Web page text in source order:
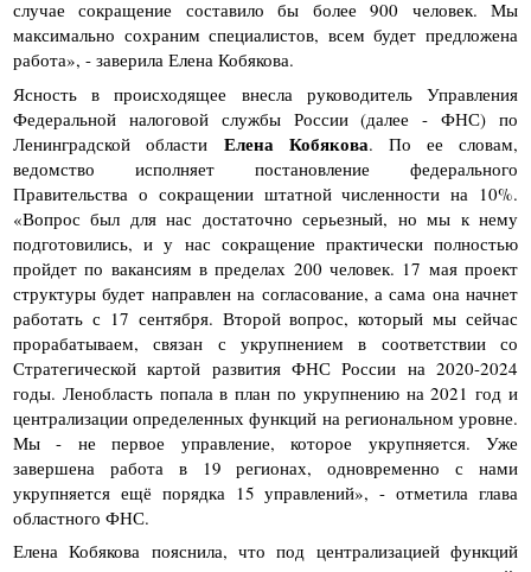
случае сокращение составило бы более 900 человек. Мы
максимально сохраним специалистов, всем будет предложена
работа», - заверила Елена Кобякова.
Ясность в происходящее внесла руководитель Управления
Федеральной налоговой службы России (далее - ФНС) по
Ленинградской области Елена Кобякова. По ее словам,
ведомство исполняет постановление федерального
Правительства о сокращении штатной численности на 10%.
«Вопрос был для нас достаточно серьезный, но мы к нему
подготовились, и у нас сокращение практически полностью
пройдет по вакансиям в пределах 200 человек. 17 мая проект
структуры будет направлен на согласование, а сама она начнет
работать с 17 сентября. Второй вопрос, который мы сейчас
прорабатываем, связан с укрупнением в соответствии со
Стратегической картой развития ФНС России на 2020-2024
годы. Ленобласть попала в план по укрупнению на 2021 год и
централизации определенных функций на региональном уровне.
Мы - не первое управление, которое укрупняется. Уже
завершена работа в 19 регионах, одновременно с нами
укрупняется ещё порядка 15 управлений», - отметила глава
областного ФНС.
Елена Кобякова пояснила, что под централизацией функций